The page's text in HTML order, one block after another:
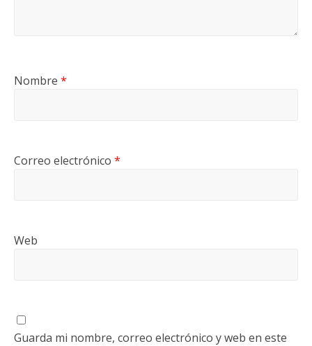
Nombre *
Correo electrónico *
Web
Guarda mi nombre, correo electrónico y web en este